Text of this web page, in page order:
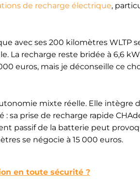
de recharge électrique,
avec ses 200 kilomètres WLTP
recharge reste bridée à 6,6
euros, mais je déconseille ce
mixte réelle. Elle intègre
sa prise de recharge rapide
passif de la batterie peut
se négocie à 15 000 euros.
en toute sécurité ?